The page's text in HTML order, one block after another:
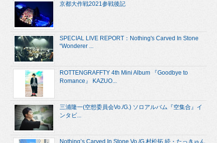
京都大作戦2021参戦後記
SPECIAL LIVE REPORT：Nothing's Carved In Stone
“Wonderer ...
ROTTENGRAFFTY 4th Mini Album 『Goodbye to
Romance』 KAZUO...
三浦隆一(空想委員会Vo./G.) ソロアルバム『空集合』イ
ンタビ...
Nothing’s Carved In Stone Vo./G.村松拓 続・たっきゅん